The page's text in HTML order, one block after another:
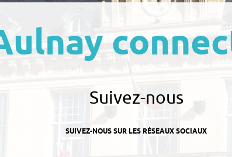
Suivez-nous
SUIVEZ-NOUS SUR LES RÉSEAUX SOCIAUX